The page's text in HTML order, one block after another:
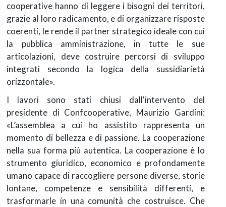
cooperative hanno di leggere i bisogni dei territori,
grazie al loro radicamento, e di organizzare risposte
coerenti, le rende il partner strategico ideale con cui
la pubblica amministrazione, in tutte le sue
articolazioni, deve costruire percorsi di sviluppo
integrati secondo la logica della sussidiarietà
orizzontale».
I lavori sono stati chiusi dall'intervento del
presidente di Confcooperative, Maurizio Gardini:
«L’assemblea a cui ho assistito rappresenta un
momento di bellezza e di passione. La cooperazione
nella sua forma più autentica. La cooperazione è lo
strumento giuridico, economico e profondamente
umano capace di raccogliere persone diverse, storie
lontane, competenze e sensibilità differenti, e
trasformarle in una comunità che costruisce. Che